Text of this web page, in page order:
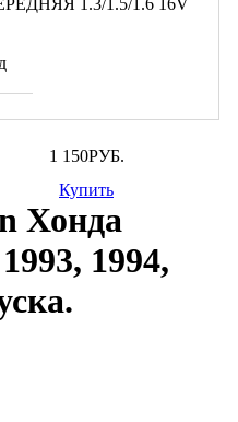
1 150РУБ.
Купить
Хонда
1994,